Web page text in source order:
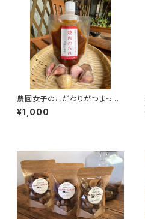
農園女子のこだわりがつまった
焼肉のたれ200ml 安心野菜と
国産材料、冬虫夏草、マカもブレ
¥1,000